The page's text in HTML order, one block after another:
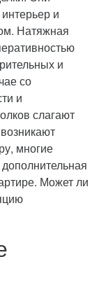
и
Натяжная
и
со
и
слагают
многие
Может ли